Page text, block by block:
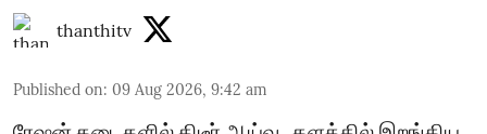
thanthitv
Published on: 09 Aug 2026, 9:42 am